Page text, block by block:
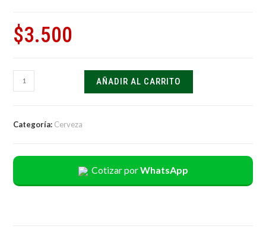
$3.500
AÑADIR AL CARRITO
Categoría: Cerveza
Cotizar porWhatsApp